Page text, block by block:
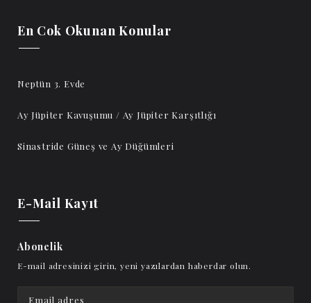
En Cok Okunan Konular
Neptün 3. Evde
Ay Jüpiter Kavuşumu / Ay Jüpiter Karşıtlığı
Sinastride Güneş ve Ay Düğümleri
E-Mail Kayıt
Abonelik
E-mail adresinizi girin, yeni yazılardan haberdar olun.